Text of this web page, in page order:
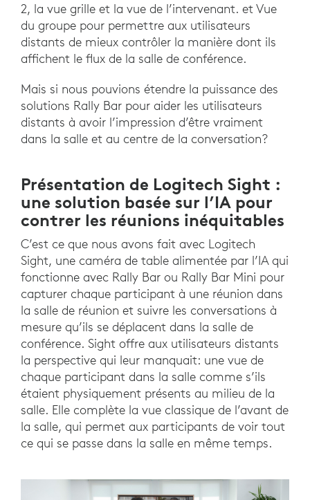
2, la vue grille et la vue de l’intervenant. et Vue
du groupe pour permettre aux utilisateurs
distants de mieux contrôler la manière dont ils
affichent le flux de la salle de conférence.
Mais si nous pouvions étendre la puissance des
solutions Rally Bar pour aider les utilisateurs
distants à avoir l’impression d’être vraiment
dans la salle et au centre de la conversation?
Présentation de Logitech Sight :
une solution basée sur l’IA pour
contrer les réunions inéquitables
C’est ce que nous avons fait avec Logitech
Sight, une caméra de table alimentée par l’IA qui
fonctionne avec Rally Bar ou Rally Bar Mini pour
capturer chaque participant à une réunion dans
la salle de réunion et suivre les conversations à
mesure qu’ils se déplacent dans la salle de
conférence. Sight offre aux utilisateurs distants
la perspective qui leur manquait: une vue de
chaque participant dans la salle comme s’ils
étaient physiquement présents au milieu de la
salle. Elle complète la vue classique de l’avant de
la salle, qui permet aux participants de voir tout
ce qui se passe dans la salle en même temps.